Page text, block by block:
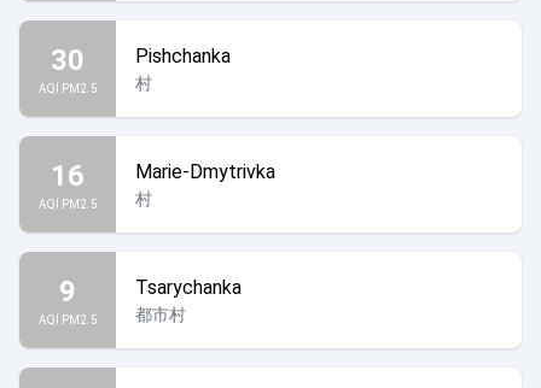
30
AQI PM2.5
Pishchanka
村
16
AQI PM2.5
Marie-Dmytrivka
村
9
AQI PM2.5
Tsarychanka
都市村